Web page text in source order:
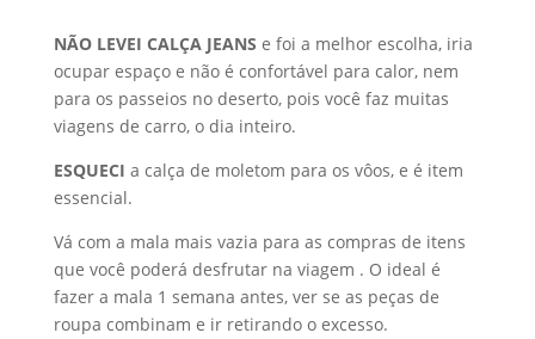
NÃO LEVEI CALÇA JEANS e foi a melhor escolha, iria
ocupar espaço e não é confortável para calor, nem
para os passeios no deserto, pois você faz muitas
viagens de carro, o dia inteiro.
ESQUECI a calça de moletom para os vôos, e é item
essencial.
Vá com a mala mais vazia para as compras de itens
que você poderá desfrutar na viagem . O ideal é
fazer a mala 1 semana antes, ver se as peças de
roupa combinam e ir retirando o excesso.